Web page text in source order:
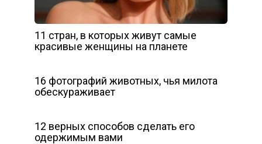
11 стран, в которых живут самые
красивые женщины на планете
16 фотографий животных, чья милота
обескураживает
12 верных способов сделать его
одержимым вами